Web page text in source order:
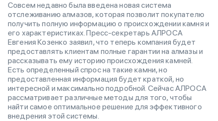
Совсем недавно была введена новая система
отслеживанию алмазов, которая позволит покупателю
получить полную информацию о происхождении камня и
его характеристиках. Пресс-секретарь АЛРОСА
Евгения Козенко заявил, что теперь компания будет
предоставлять клиентам полные гарантии на алмазы и
рассказывать ему историю происхождения камней.
Есть определенный спрос на такие камни, но
предоставленная информация будет краткой, но
интересной и максимально подробной. Сейчас АЛРОСА
рассматривает различные методы для того, чтобы
найти самое оптимальное решение для эффективного
внедрения этой системы.